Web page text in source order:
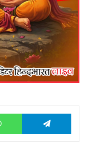
WhatsApp